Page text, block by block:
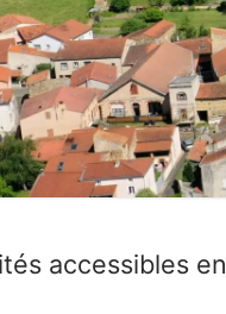
accessibles